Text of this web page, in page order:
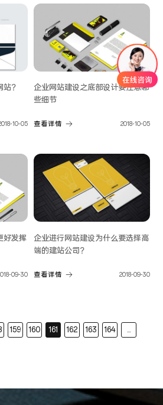
？
10-05
企业网站建设之底部设计要注意哪
些细节
查看详情 2018-10-05
好发挥
09-30
企业进行网站建设为什么要选择高
端的建站公司？
查看详情 2018-09-30
159 160 161 162 163 164
...